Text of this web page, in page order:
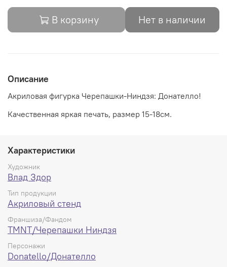
В корзину Нет в наличии
Описание
Акриловая фигурка Черепашки-Ниндзя: Донателло!
Качественная яркая печать, размер 15-18см.
Характеристики
Художник
Влад Здор
Тип продукции
Акриловый стенд
Франшиза/Фандом
TMNT/Черепашки Ниндзя
Персонажи
Donatello/Донателло